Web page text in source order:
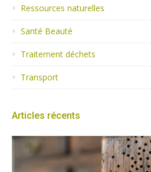
Ressources naturelles
Santé Beauté
Traitement déchets
Transport
Articles récents